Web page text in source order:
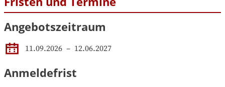
Angebotszeitraum
11.09.2026 – 12.06.2027
Anmeldefrist